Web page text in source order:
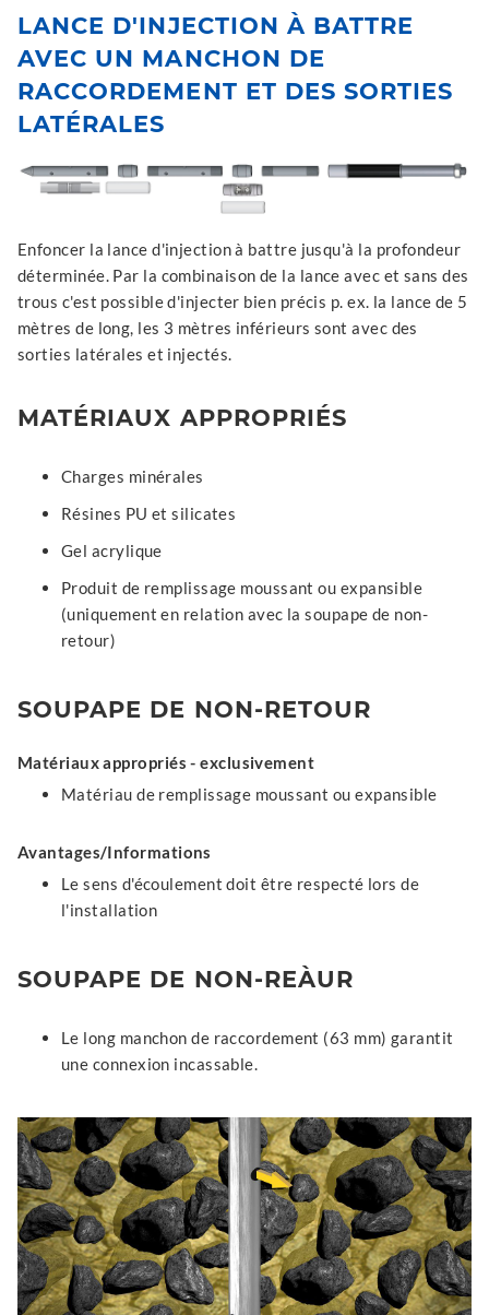
LANCE D'INJECTION À BATTRE
AVEC UN MANCHON DE
RACCORDEMENT ET DES SORTIES
LATÉRALES
Enfoncer la lance d'injection à battre jusqu'à la profondeur
déterminée. Par la combinaison de la lance avec et sans des
trous c'est possible d'injecter bien précis p. ex. la lance de 5
mètres de long, les 3 mètres inférieurs sont avec des
sorties latérales et injectés.
MATÉRIAUX APPROPRIÉS
Charges minérales
Résines PU et silicates
Gel acrylique
Produit de remplissage moussant ou expansible
(uniquement en relation avec la soupape de non-
retour)
SOUPAPE DE NON-RETOUR
Matériaux appropriés - exclusivement
Matériau de remplissage moussant ou expansible
Avantages/Informations
Le sens d'écoulement doit être respecté lors de
l'installation
SOUPAPE DE NON-REÀUR
Le long manchon de raccordement (63 mm) garantit
une connexion incassable.